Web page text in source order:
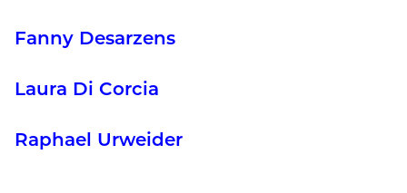
Fanny Desarzens
Laura Di Corcia
Raphael Urweider